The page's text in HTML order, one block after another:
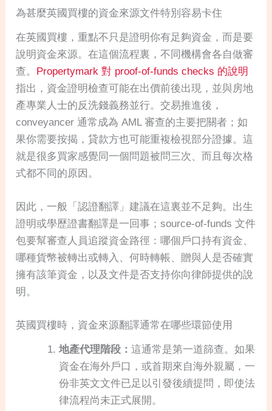
為甚麼英國買樓的資金來源文件特別容易卡住
在英國買樓，重點不只是證明你有足夠資金，而是要
說明資金來源。在這個流程裏，不同機構會各自做審
查。 Propertymark 對 proof-of-funds checks 的說明
指出，資金證明檢查可能在出價前後出現，並與房地
產專業人士的反洗錢義務並行。交易推進後，
conveyancer 通常成為 AML 審查的主要把關者；如
果你需要按揭，貸款方也可能重複檢視部分證據。這
就是很多買家感覺同一個問題被問三次、而且每次格
式都不同的原因。
因此，一般「認證翻譯」建議在這裏並不足夠。出生
證明或學歷證書翻譯是一回事；source-of-funds 文件
包要幫審查人員追蹤資金路徑：哪個戶口持有資金、
哪種貨幣被轉出或轉入、何時轉帳、贈與人是否確實
擁有該筆資金，以及文件是否支持你向律師提供的說
明。
英國買樓時，資金來源翻譯通常在哪些環節使用
地產代理階段：這通常是第一道篩查。如果
資金在海外戶口，或首期來自海外親屬，一
份非英文文件已足以引發後續提問，即使法
律流程尚未正式展開。